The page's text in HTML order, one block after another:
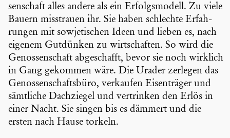
sen­schaft alles andere als ein Erfolgs­mo­dell. Zu viele
Bauern misstrauen ihr. Sie haben schlechte Erfah­
rungen mit sowje­ti­schen Ideen und lieben es, nach
eigenem Gutdünken zu wirtschaften. So wird die
Genos­sen­schaft abgeschafft, bevor sie noch wirklich
in Gang gekommen wäre. Die Urader zerlegen das
Genos­sen­schafts­büro, verkaufen Eisen­träger und
sämtliche Dachziegel und vertrinken den Erlös in
einer Nacht. Sie singen bis es dämmert und die
ersten nach Hause torkeln.